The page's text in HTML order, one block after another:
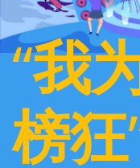
“我
榜狂